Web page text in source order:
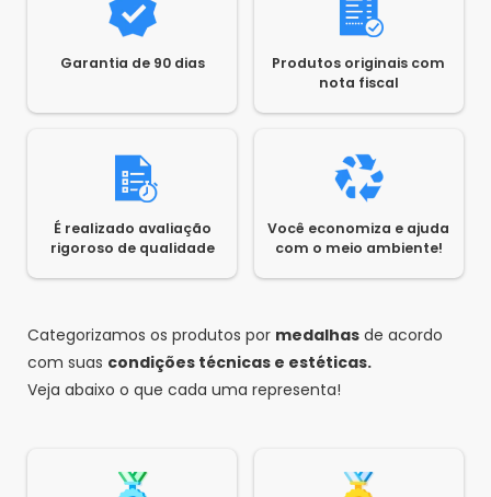
Garantia de 90 dias
Produtos originais com
nota fiscal
É realizado avaliação
rigoroso de qualidade
Você economiza e ajuda
com o meio ambiente!
Categorizamos os produtos por medalhas de acordo
com suas condições técnicas e estéticas.
Veja abaixo o que cada uma representa!